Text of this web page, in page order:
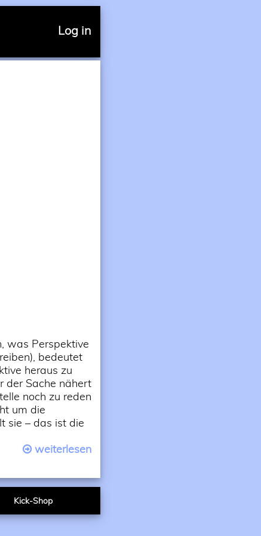
Log in
was Perspektive
bedeutet
heraus zu
der Sache nähert
noch zu reden
um die
sie – das ist die
weiterlesen
Kick-Shop